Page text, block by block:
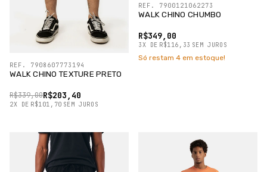
WALK CHINO TEXTURE PRETO
R$203,40
R$339,00
2X DE R$101,70 SEM JUROS
REF. 7908607773194
WALK CHINO CHUMBO
R$349,00
3X DE R$116,33 SEM JUROS
REF. 7900121062273
Só restam 4 em estoque!